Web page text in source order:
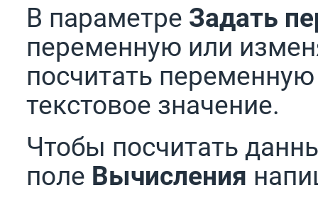
В параметре Задать
переменную или
посчитать
текстовое значение.
Чтобы посчитать
поле Вычисления